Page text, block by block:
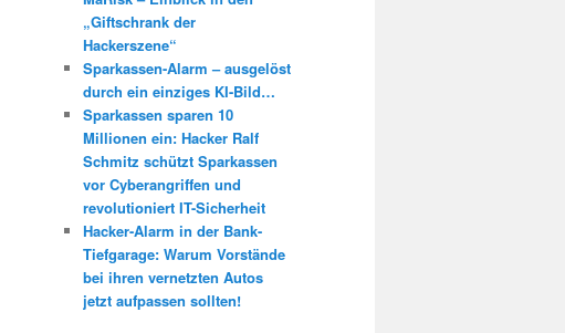
„Giftschrank der
Hackerszene“
Sparkassen-Alarm – ausgelöst
durch ein einziges KI-Bild…
Sparkassen sparen 10
Millionen ein: Hacker Ralf
Schmitz schützt Sparkassen
vor Cyberangriffen und
revolutioniert IT-Sicherheit
Hacker-Alarm in der Bank-
Tiefgarage: Warum Vorstände
bei ihren vernetzten Autos
jetzt aufpassen sollten!